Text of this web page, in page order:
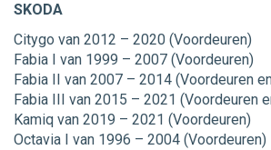
SKODA
Citygo van 2012 – 2020 (Voordeuren)
Fabia I van 1999 – 2007 (Voordeuren)
Fabia II van 2007 – 2014 (Voordeuren
Fabia III van 2015 – 2021 (Voordeuren
Kamiq van 2019 – 2021 (Voordeuren)
Octavia I van 1996 – 2004 (Voordeuren)